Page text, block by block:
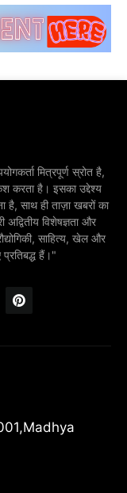
मित्रपूर्ण स्रोत है,
करता है। इसका उद्देश्य
है, साथ ही ताज़ा खबरों का
विशेषज्ञता और
साहित्य, खेल और
हैं।"